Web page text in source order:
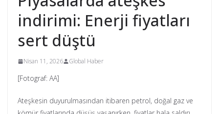
indirimi: Enerji fiyatları
sert düştü
Nisan 11, 2026 Global Haber
[Fotograf: AA]
Ateşkesin duyurulmasından itibaren petrol, doğal gaz ve